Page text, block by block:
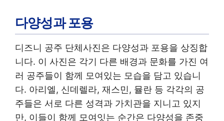
다양성과 포용
디즈니 공주 단체사진은 다양성과 포용을 상징합
니다. 이 사진은 각기 다른 배경과 문화를 가진 여
러 공주들이 함께 모여있는 모습을 담고 있습니
다. 아리엘, 신데렐라, 재스민, 뮬란 등 각각의 공
주들은 서로 다른 성격과 가치관을 지니고 있지
만, 이들이 함께 모여잇는 순간은 다양성을 존중